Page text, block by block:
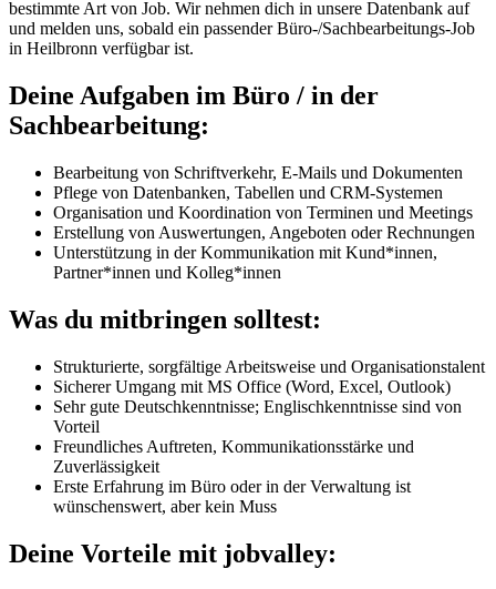
bestimmte Art von Job. Wir nehmen dich in unsere Datenbank auf
und melden uns, sobald ein passender Büro-/Sachbearbeitungs-Job
in Heilbronn verfügbar ist.
Deine Aufgaben im Büro / in der
Sachbearbeitung:
Bearbeitung von Schriftverkehr, E-Mails und Dokumenten
Pflege von Datenbanken, Tabellen und CRM-Systemen
Organisation und Koordination von Terminen und Meetings
Erstellung von Auswertungen, Angeboten oder Rechnungen
Unterstützung in der Kommunikation mit Kund*innen,
Partner*innen und Kolleg*innen
Was du mitbringen solltest:
Strukturierte, sorgfältige Arbeitsweise und Organisationstalent
Sicherer Umgang mit MS Office (Word, Excel, Outlook)
Sehr gute Deutschkenntnisse; Englischkenntnisse sind von
Vorteil
Freundliches Auftreten, Kommunikationsstärke und
Zuverlässigkeit
Erste Erfahrung im Büro oder in der Verwaltung ist
wünschenswert, aber kein Muss
Deine Vorteile mit jobvalley: